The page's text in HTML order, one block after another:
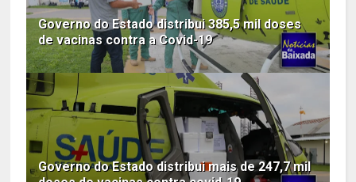
Governo do Estado distribui 385,5 mil doses
de vacinas contra a Covid-19
Governo do Estado distribui mais de 247,7 mil